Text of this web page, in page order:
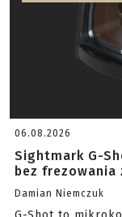
06.08.2026
Sightmark G-
bez frezowania
Damian Niemczuk